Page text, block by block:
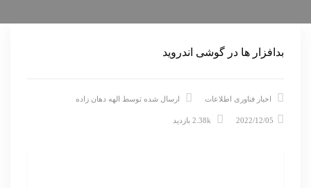
بدافزار ها در گوشی اندروید
اخبار فناوری اطلاعات ارسال شده توسط الهه دهان زاده
2022/12/05